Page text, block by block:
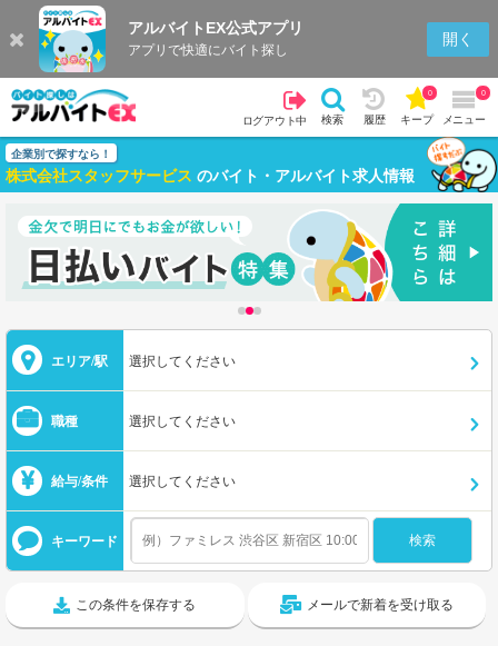
アルバイトEX公式アプリ
アプリで快適にバイト探し
開く
ログアウト中 検索 履歴 キープ
0
メニュー
0
企業別で探すなら！
株式会社スタッフサービス のバイト・アルバイト求人情報
エリア/駅 選択してください
職種 選択してください
給与/条件 選択してください
キーワード
この条件を保存する メールで新着を受け取る